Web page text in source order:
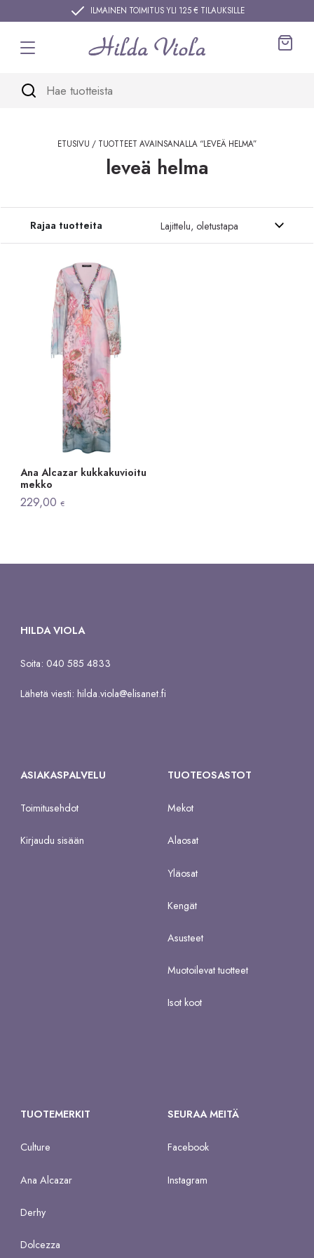
ILMAINEN TOIMITUS YLI 125 € TILAUKSILLE
ETUSIVU / TUOTTEET AVAINSANALLA “LEVEÄ HELMA”
leveä helma
Siirry tuotteisiin
Rajaa tuotteita
Ana Alcazar kukkakuvioitu
mekko
229,00€
HILDA VIOLA
Soita: 040 585 4833
Lähetä viesti:hilda.viola@elisanet.fi
ASIAKASPALVELU
Toimitusehdot
Kirjaudu sisään
TUOTEOSASTOT
Mekot
Alaosat
Yläosat
Kengät
Asusteet
Muotoilevat tuotteet
Isot koot
TUOTEMERKIT
Culture
Ana Alcazar
Derhy
Dolcezza
SEURAA MEITÄ
Facebook
Instagram